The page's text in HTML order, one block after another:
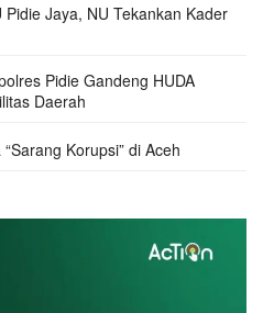
Jaya, NU Tekankan Kader
Pidie Gandeng HUDA
Daerah
Korupsi” di Aceh